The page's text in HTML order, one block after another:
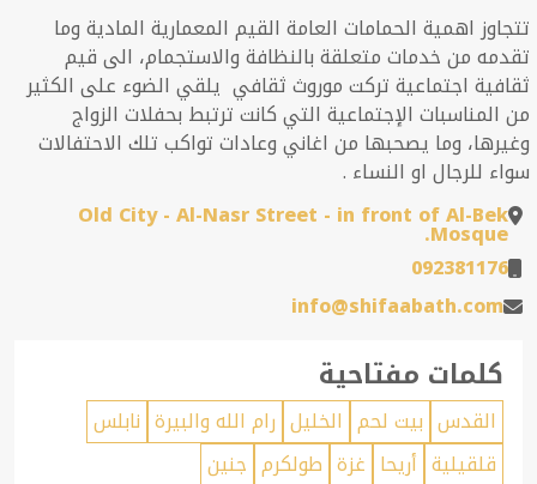
تتجاوز اهمية الحمامات العامة القيم المعمارية المادية وما
تقدمه من خدمات متعلقة بالنظافة والاستجمام، الى قيم
ثقافية اجتماعية تركت موروث ثقافي يلقي الضوء على الكثير
من المناسبات الإجتماعية التي كانت ترتبط بحفلات الزواج
وغيرها، وما يصحبها من اغاني وعادات تواكب تلك الاحتفالات
سواء للرجال او النساء .
Old City - Al-Nasr Street - in front of Al-Bek
Mosque.
092381176
info@shifaabath.com
كلمات مفتاحية
القدس بيت لحم الخليل رام الله والبيرة نابلس
قلقيلية أريحا غزة طولكرم جنين